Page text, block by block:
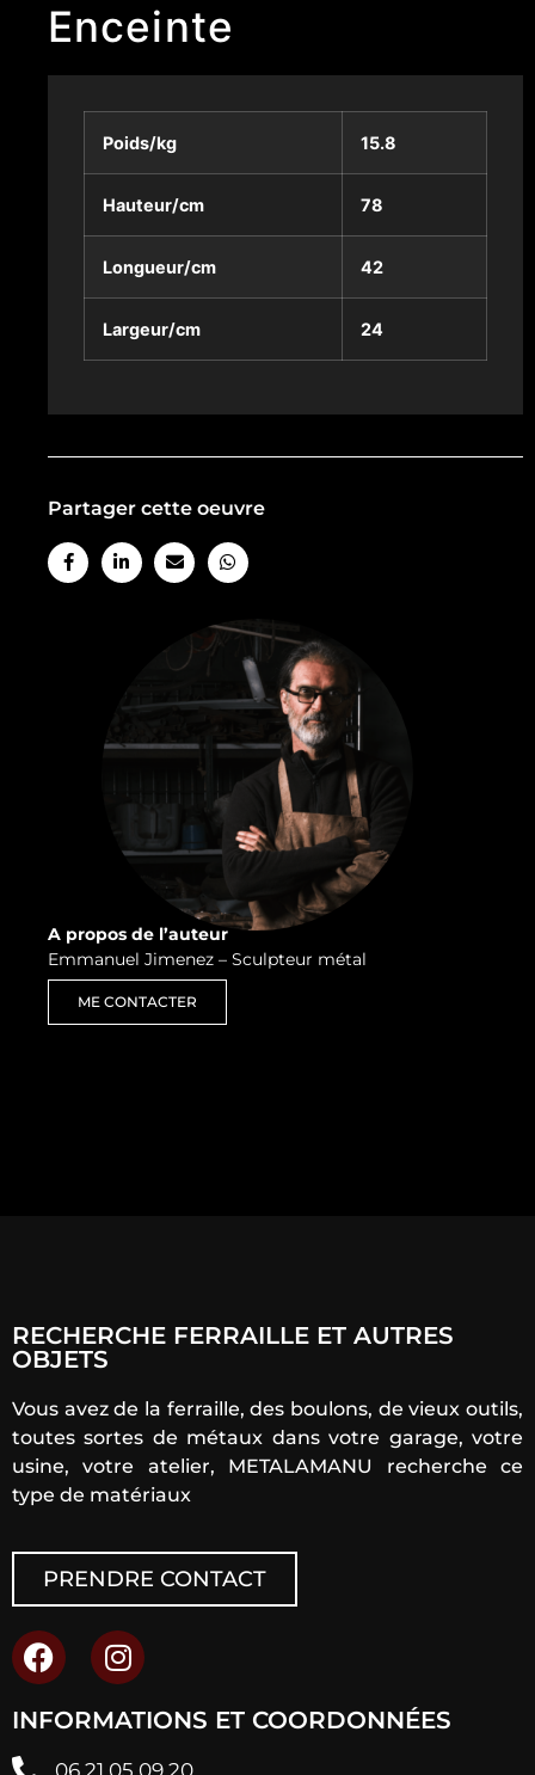
Enceinte
Poids/kg 15.8
Hauteur/cm 78
Longueur/cm 42
Largeur/cm 24
Partager cette oeuvre
A propos de l’auteur
Emmanuel Jimenez – Sculpteur métal
ME CONTACTER
RECHERCHE FERRAILLE ET AUTRES
OBJETS
Vous avez de la ferraille, des boulons, de vieux outils,
toutes sortes de métaux dans votre garage, votre
usine, votre atelier, METALAMANU recherche ce
type de matériaux
PRENDRE CONTACT
INFORMATIONS ET COORDONNÉES
06 21 05 09 20